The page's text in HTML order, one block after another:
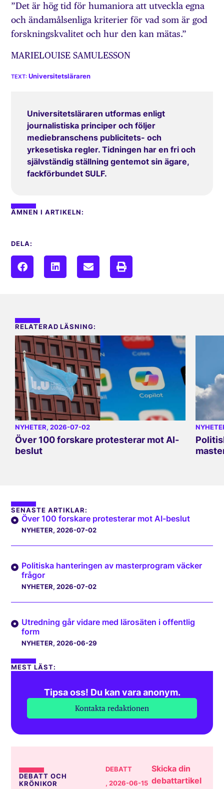
”Det är hög tid för humaniora att utveckla egna
och ändamålsenliga kriterier för vad som är god
forskningskvalitet och hur den kan mätas.”
MARIELOUISE SAMULESSON
Universitetsläraren
Universitetsläraren utformas enligt
journalistiska principer och följer
mediebranschens publicitets- och
yrkesetiska regler. Tidningen har en fri och
självständig ställning gentemot sin ägare,
fackförbundet SULF.
ÄMNEN I ARTIKELN:
DELA:
RELATERAD LÄSNING:
NYHETER, 2026-07-02
Över 100 forskare protesterar mot AI-
beslut
SENASTE ARTIKLAR:
Över 100 forskare protesterar mot AI-beslut
NYHETER, 2026-07-02
Politiska hanteringen av masterprogram väcker
frågor
NYHETER, 2026-07-02
Utredning går vidare med lärosäten i offentlig
form
NYHETER, 2026-06-29
MEST LÄST:
Tipsa oss! Du kan vara anonym.
Kontakta redaktionen
DEBATT OCH
KRÖNIKOR
DEBATT
, 2026-06-15
Skicka din
debattartikel